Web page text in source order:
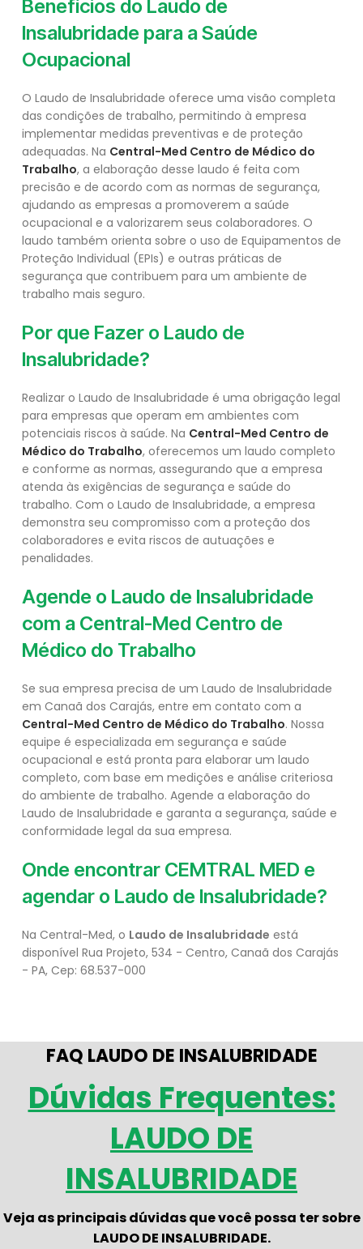
Benefícios do Laudo de
Insalubridade para a Saúde
Ocupacional
O Laudo de Insalubridade oferece uma visão completa
das condições de trabalho, permitindo à empresa
implementar medidas preventivas e de proteção
adequadas. Na Central-Med Centro de Médico do
Trabalho, a elaboração desse laudo é feita com
precisão e de acordo com as normas de segurança,
ajudando as empresas a promoverem a saúde
ocupacional e a valorizarem seus colaboradores. O
laudo também orienta sobre o uso de Equipamentos de
Proteção Individual (EPIs) e outras práticas de
segurança que contribuem para um ambiente de
trabalho mais seguro.
Por que Fazer o Laudo de
Insalubridade?
Realizar o Laudo de Insalubridade é uma obrigação legal
para empresas que operam em ambientes com
potenciais riscos à saúde. Na Central-Med Centro de
Médico do Trabalho, oferecemos um laudo completo
e conforme as normas, assegurando que a empresa
atenda às exigências de segurança e saúde do
trabalho. Com o Laudo de Insalubridade, a empresa
demonstra seu compromisso com a proteção dos
colaboradores e evita riscos de autuações e
penalidades.
Agende o Laudo de Insalubridade
com a Central-Med Centro de
Médico do Trabalho
Se sua empresa precisa de um Laudo de Insalubridade
em Canaã dos Carajás, entre em contato com a
Central-Med Centro de Médico do Trabalho. Nossa
equipe é especializada em segurança e saúde
ocupacional e está pronta para elaborar um laudo
completo, com base em medições e análise criteriosa
do ambiente de trabalho. Agende a elaboração do
Laudo de Insalubridade e garanta a segurança, saúde e
conformidade legal da sua empresa.
Onde encontrar CEMTRAL MED e
agendar o Laudo de Insalubridade?
Na Central-Med, o Laudo de Insalubridade está
disponível Rua Projeto, 534 - Centro, Canaã dos Carajás
- PA, Cep: 68.537-000
FAQ LAUDO DE INSALUBRIDADE
Dúvidas Frequentes:
LAUDO DE
INSALUBRIDADE
Veja as principais dúvidas que você possa ter sobre
LAUDO DE INSALUBRIDADE.